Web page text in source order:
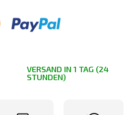
VERSAND IN 1 TAG (24
STUNDEN)